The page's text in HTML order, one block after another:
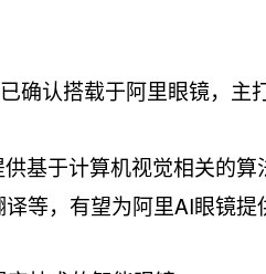
确认搭载于阿里眼镜，主
基于计算机视觉相关的算
等，有望为阿里AI眼镜提